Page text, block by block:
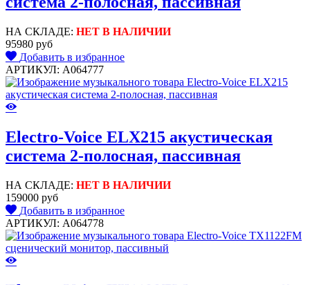
НА СКЛАДЕ: НЕТ В НАЛИЧИИ
95980 руб
Добавить в избранное
АРТИКУЛ: A064777
Electro-Voice ELX215 акустическая
система 2-полосная, пассивная
НА СКЛАДЕ: НЕТ В НАЛИЧИИ
159000 руб
Добавить в избранное
АРТИКУЛ: A064778